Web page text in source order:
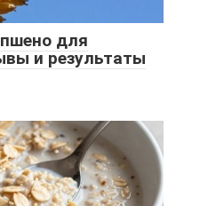
для
и результаты